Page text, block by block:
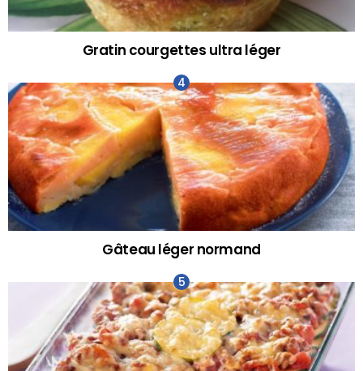
Gratin courgettes ultra léger
Gâteau léger normand